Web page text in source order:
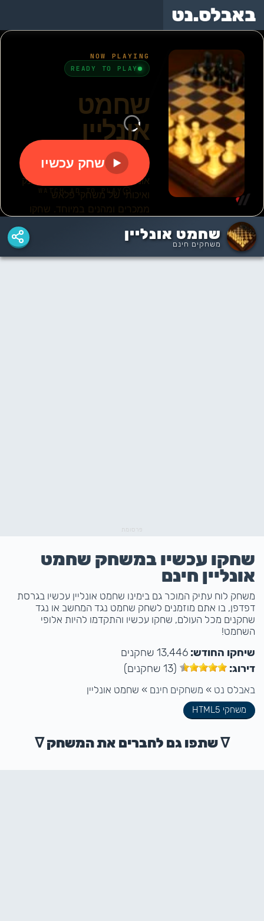
באבלס
באבלס
המקורי
הישן
שחמט אונליין
משחקים חינם
פרסומת
שחקו עכשיו במשחק שחמט
אונליין חינם
משחק לוח עתיק המוכר גם בימינו שחמט אונליין עכשיו בגרסת
דפדפן, בו אתם מוזמנים לשחק שחמט נגד המחשב או נגד
שחקנים מכל העולם, שחקו עכשיו והתקדמו להיות אלופי
השחמט!
שיחקו החודש: 13,446 שחקנים
דירוג:
(13 שחקנים)
באבלס נט » משחקים חינם » שחמט אונליין
משחקי HTML5
ᐁ שתפו גם לחברים את המשחק ᐁ